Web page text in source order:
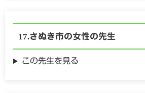
さぬき市の女性の先生
この先生を見る